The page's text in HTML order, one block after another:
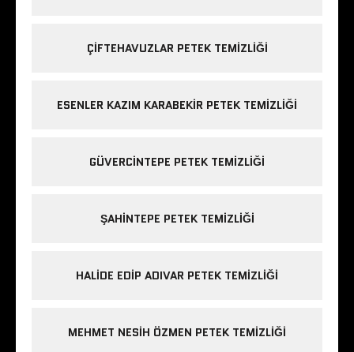
ÇIFTEHAVUZLAR PETEK TEMIZLIĞI
ESENLER KAZIM KARABEKIR PETEK TEMIZLIĞI
GÜVERCINTEPE PETEK TEMIZLIĞI
ŞAHINTEPE PETEK TEMIZLIĞI
HALIDE EDIP ADIVAR PETEK TEMIZLIĞI
MEHMET NESIH ÖZMEN PETEK TEMIZLIĞI